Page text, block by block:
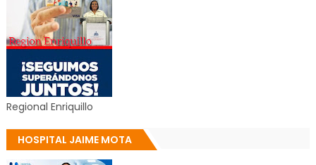
Regional Enriquillo
HOSPITAL JAIME MOTA